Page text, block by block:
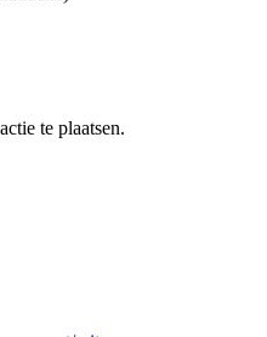
te plaatsen.